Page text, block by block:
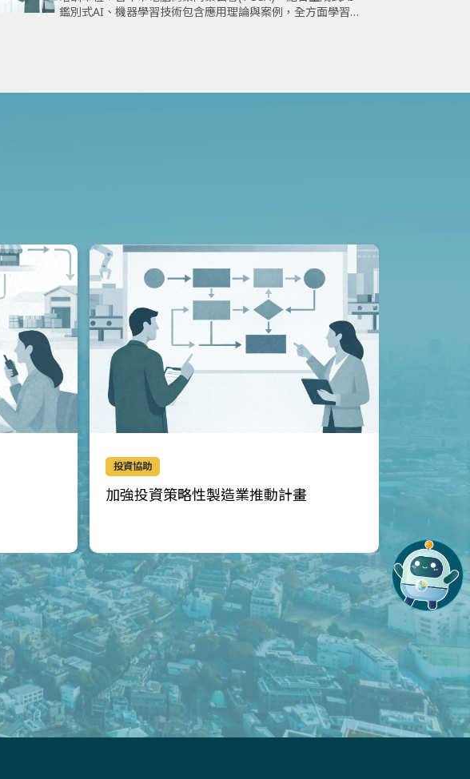
鑑別式AI、機器學習技術包含應用理論與案例，全方面學習與
投資協助
加強投資策略性製造業推動計畫
生產技術
智慧機